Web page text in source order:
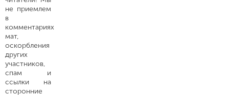
не приемлем
в
комментариях
мат,
оскорбления
других
участников,
спам и
ссылки на
сторонние